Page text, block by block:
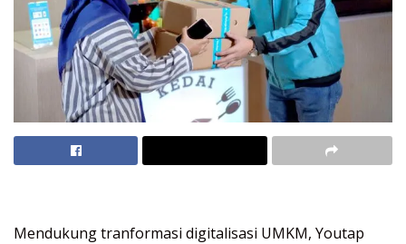
Mendukung tranformasi digitalisasi UMKM, Youtap